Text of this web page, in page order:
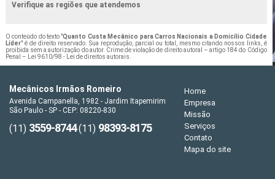
Verifique as regiões que atendemos
O conteúdo do texto "Quanto Custa Mecânico para Carros Nacionais a Domicílio Cidade
Líder" é de direito reservado. Sua reprodução, parcial ou total, mesmo citando nossos links, é
proibida sem a autorização do autor. Crime de violação de direito autoral – artigo 184 do Código
Penal – Lei 9610/98 - Lei de direitos autorais.
Mecânicos Irmãos Romeiro
Avenida Campanella, 1982 - Jardim Itapemirim
São Paulo - SP - CEP: 08220-830
(11) 3559-8744(11) 98393-8175
Home
Empresa
Missão
Serviços
Contato
Mapa do site